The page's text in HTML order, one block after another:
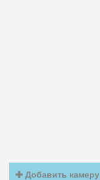
Добавить камеру